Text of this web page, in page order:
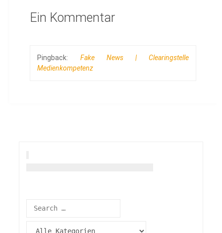
Ein Kommentar
Pingback: Fake News | Clearingstelle
Medienkompetenz